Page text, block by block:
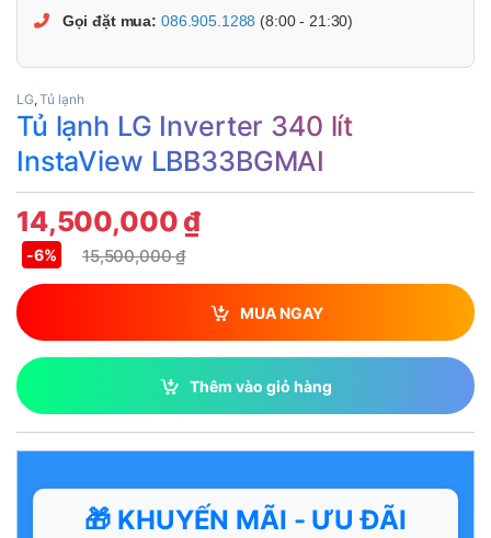
Gọi đặt mua: 086.905.1288 (8:00 - 21:30)
LG,Tủ lạnh
Tủ lạnh LG Inverter 340 lít
InstaView LBB33BGMAI
14,500,000 ₫
15,500,000₫
-6%
MUA NGAY
Thêm vào giỏ hàng
🎁 KHUYẾN MÃI - ƯU ĐÃI